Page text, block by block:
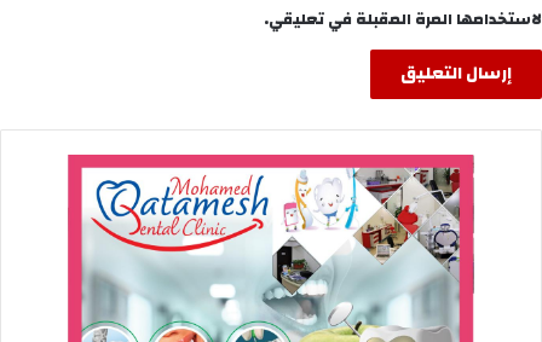
لاستخدامها المرة المقبلة في تعليقي.